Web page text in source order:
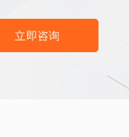
立即咨询